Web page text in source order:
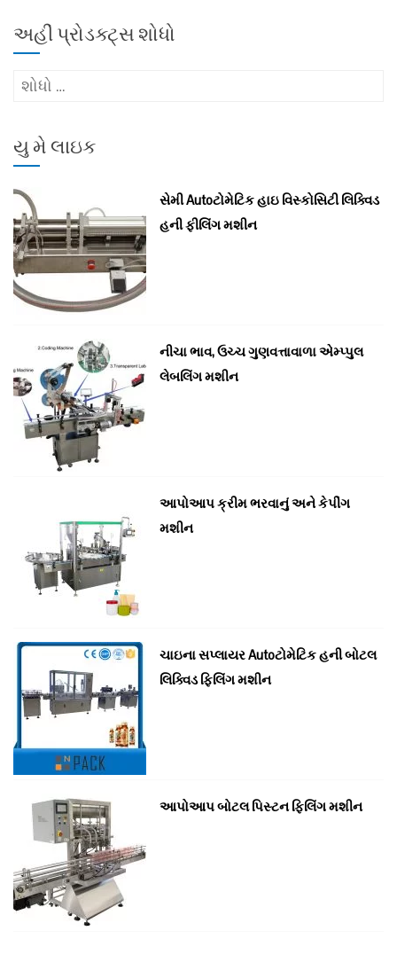
અહીં પ્રોડક્ટ્સ શોધો
માટે
યુ મે લાઇક
સેમી Autoટોમેટિક હાઇ વિસ્કોસિટી લિક્વિડ
હની ફીલિંગ મશીન
નીચા ભાવ, ઉચ્ચ ગુણવત્તાવાળા એમ્પ્પુલ
લેબલિંગ મશીન
આપોઆપ ક્રીમ ભરવાનું અને કેપીંગ
મશીન
ચાઇના સપ્લાયર Autoટોમેટિક હની બોટલ
લિક્વિડ ફિલિંગ મશીન
આપોઆપ બોટલ પિસ્ટન ફિલિંગ મશીન